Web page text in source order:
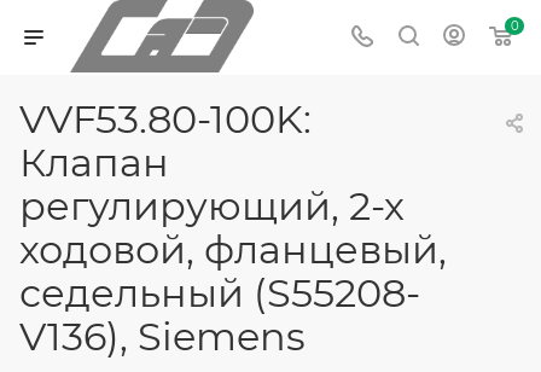
0
VVF53.80-100K:
Клапан
регулирующий, 2-х
ходовой, фланцевый,
седельный (S55208-
V136), Siemens